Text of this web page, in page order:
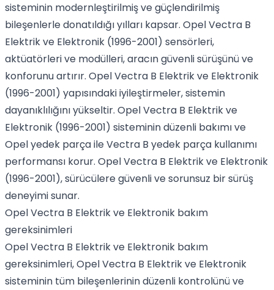
sisteminin modernleştirilmiş ve güçlendirilmiş
bileşenlerle donatıldığı yılları kapsar. Opel Vectra B
Elektrik ve Elektronik (1996-2001) sensörleri,
aktüatörleri ve modülleri, aracın güvenli sürüşünü ve
konforunu artırır. Opel Vectra B Elektrik ve Elektronik
(1996-2001) yapısındaki iyileştirmeler, sistemin
dayanıklılığını yükseltir. Opel Vectra B Elektrik ve
Elektronik (1996-2001) sisteminin düzenli bakımı ve
Opel yedek parça ile Vectra B yedek parça kullanımı
performansı korur. Opel Vectra B Elektrik ve Elektronik
(1996-2001), sürücülere güvenli ve sorunsuz bir sürüş
deneyimi sunar.
Opel Vectra B Elektrik ve Elektronik bakım
gereksinimleri
Opel Vectra B Elektrik ve Elektronik bakım
gereksinimleri, Opel Vectra B Elektrik ve Elektronik
sisteminin tüm bileşenlerinin düzenli kontrolünü ve